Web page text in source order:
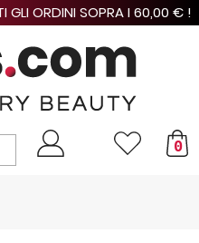
GLI ORDINI SOPRA I 60,00 € !
0